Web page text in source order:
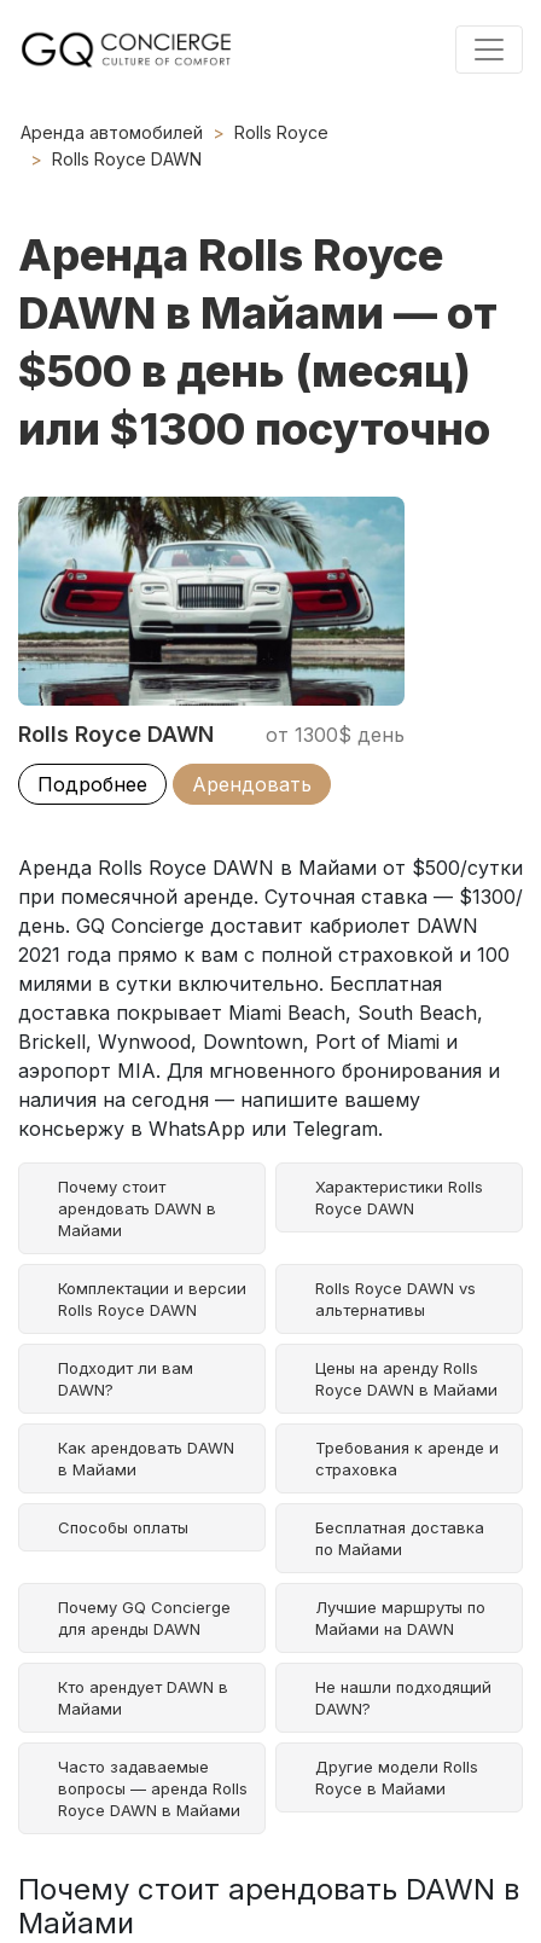
Аренда автомобилей
Rolls Royce
Rolls Royce DAWN
Аренда Rolls Royce
DAWN в Майами — от
$500 в день (месяц)
или $1300 посуточно
Rolls Royce DAWN от 1300$ день
Подробнее Арендовать
Аренда Rolls Royce DAWN в Майами от $500/сутки
при помесячной аренде. Суточная ставка — $1300/
день. GQ Concierge доставит кабриолет DAWN
2021 года прямо к вам с полной страховкой и 100
милями в сутки включительно. Бесплатная
доставка покрывает Miami Beach, South Beach,
Brickell, Wynwood, Downtown, Port of Miami и
аэропорт MIA. Для мгновенного бронирования и
наличия на сегодня — напишите вашему
консьержу в WhatsApp или Telegram.
Почему стоит
арендовать DAWN в
Майами
Характеристики Rolls
Royce DAWN
Комплектации и версии
Rolls Royce DAWN
Rolls Royce DAWN vs
альтернативы
Подходит ли вам
DAWN?
Цены на аренду Rolls
Royce DAWN в Майами
Как арендовать DAWN
в Майами
Требования к аренде и
страховка
Способы оплаты
Бесплатная доставка
по Майами
Почему GQ Concierge
для аренды DAWN
Лучшие маршруты по
Майами на DAWN
Кто арендует DAWN в
Майами
Не нашли подходящий
DAWN?
Часто задаваемые
вопросы — аренда Rolls
Royce DAWN в Майами
Другие модели Rolls
Royce в Майами
Почему стоит арендовать DAWN в
Майами